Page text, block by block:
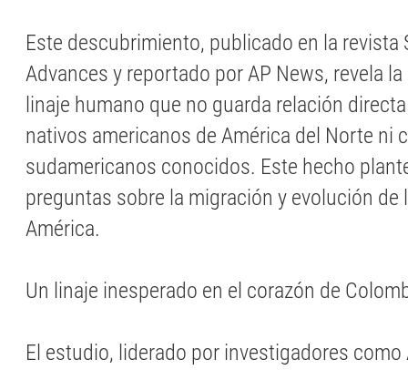
Este descubrimiento, publicado en la revista
Advances y reportado por AP News, revela
linaje humano que no guarda relación
nativos americanos de América del Norte ni
sudamericanos conocidos. Este hecho
preguntas sobre la migración y evolución de
América.
Un linaje inesperado en el corazón de
El estudio, liderado por investigadores como